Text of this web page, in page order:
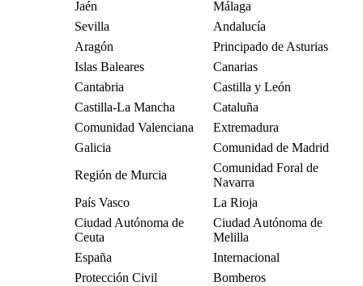
Jaén
Málaga
Sevilla
Andalucía
Aragón
Principado de Asturias
Islas Baleares
Canarias
Cantabria
Castilla y León
Castilla-La Mancha
Cataluña
Comunidad Valenciana
Extremadura
Galicia
Comunidad de Madrid
Región de Murcia
Comunidad Foral de
Navarra
País Vasco
La Rioja
Ciudad Autónoma de
Ceuta
Ciudad Autónoma de
Melilla
España
Internacional
Protección Civil
Bomberos